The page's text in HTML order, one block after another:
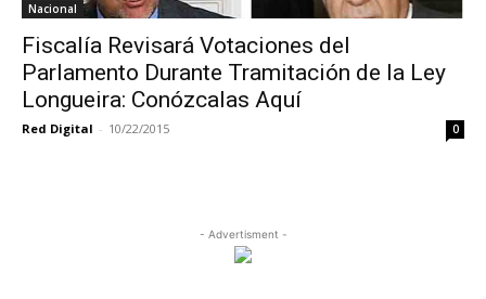
Nacional
Fiscalía Revisará Votaciones del
Parlamento Durante Tramitación de la Ley
Longueira: Conózcalas Aquí
Red Digital - 10/22/2015 0
- Advertisment -